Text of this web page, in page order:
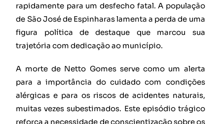
rapidamente para um desfecho fatal. A população
de São José de Espinharas lamenta a perda de uma
figura política de destaque que marcou sua
trajetória com dedicação ao município.
A morte de Netto Gomes serve como um alerta
para a importância do cuidado com condições
alérgicas e para os riscos de acidentes naturais,
muitas vezes subestimados. Este episódio trágico
reforça a necessidade de conscientização sobre os